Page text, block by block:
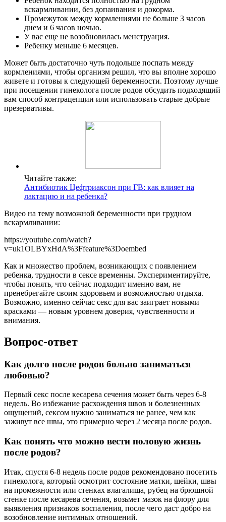
вскармливании, без допаивания и докорма.
Промежуток между кормлениями не больше 3 часов
днем и 6 часов ночью.
У вас еще не возобновилась менструация.
Ребенку меньше 6 месяцев.
Может быть достаточно чуть подольше поспать между
кормлениями, чтобы организм решил, что вы вполне хорошо
живете и готовы к следующей беременности. Поэтому лучше
при посещении гинеколога после родов обсудить подходящий
вам способ контрацепции или использовать старые добрые
презервативы.
Читайте также:
Антибиотик Цефтриаксон при ГВ: как влияет на
лактацию и на ребенка?
Видео на тему возможной беременности при грудном
вскармливании:
https://youtube.com/watch?
v=uk1OLBYxHdA%3Ffeature%3Doembed
Как и множество проблем, возникающих с появлением
ребенка, трудности в сексе временны. Экспериментируйте,
чтобы понять, что сейчас подходит именно вам, не
пренебрегайте своим здоровьем и возможностью отдыха.
Возможно, именно сейчас секс для вас заиграет новыми
красками — новым уровнем доверия, чувственности и
внимания.
Вопрос-ответ
Как долго после родов больно заниматься
любовью?
Первый секс после кесарева сечения может быть через 6-8
недель. Во избежание расхождения швов и болезненных
ощущений, сексом нужно заниматься не ранее, чем как
заживут все швы, это примерно через 2 месяца после родов.
Как понять что можно вести половую жизнь
после родов?
Итак, спустя 6-8 недель после родов рекомендовано посетить
гинеколога, который осмотрит состояние матки, шейки, швы
на промежности или стенках влагалища, рубец на брюшной
стенке после кесарева сечения, возьмет мазок на флору для
выявления признаков воспаления, после чего даст добро на
возобновление интимных отношений.